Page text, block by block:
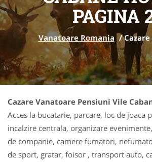
PAGINA
Vanatoare Romania /
Cazare Vanatoare Pensiuni Vile
Acces la bucatarie, parcare, loc de joaca
incalzire centrala, organizare
de companie, camere fumatori,
de sport, gratar, foisor , transport auto,